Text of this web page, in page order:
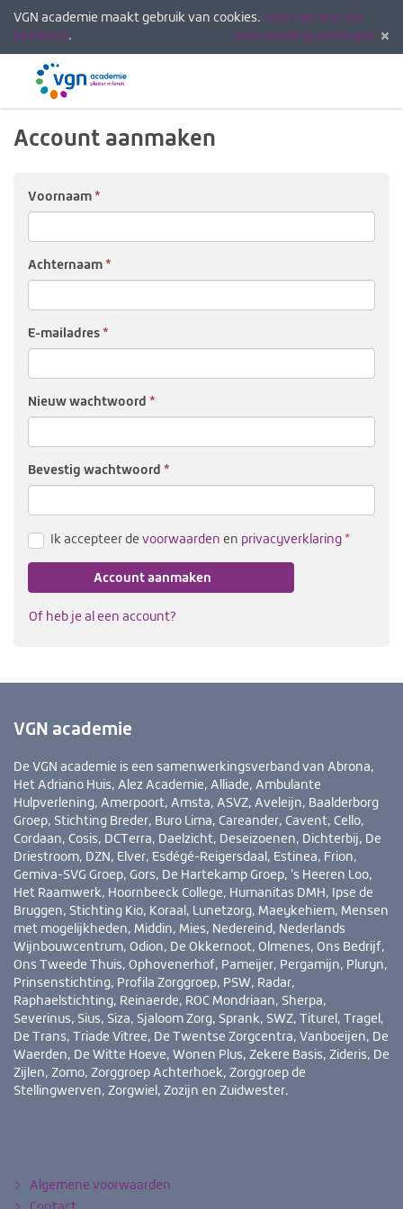
VGN academie maakt gebruik van cookies. Lees hier wat dat
betekent. Deze melding verbergen
Menu
Account aanmaken
Voor­naam
Achter­naam
E-mail­adres
Nieuw wacht­woord
Bevestig wacht­woord
Ik accepteer de voorwaarden en privacyverklaring
Account aanmaken
Of heb je al een account?
VGN academie
De VGN academie is een samenwerkingsverband van Abrona,
Het Adriano Huis, Alez Academie, Alliade, Ambulante
Hulpverlening, Amerpoort, Amsta, ASVZ, Aveleijn, Baalderborg
Groep, Stichting Breder, Buro Lima, Careander, Cavent, Cello,
Cordaan, Cosis, DCTerra, Daelzicht, Deseizoenen, Dichterbij, De
Driestroom, DZN, Elver, Esdégé-Reigersdaal, Estinea, Frion,
Gemiva-SVG Groep, Gors, De Hartekamp Groep, ’s Heeren Loo,
Het Raamwerk, Hoornbeeck College, Humanitas DMH, Ipse de
Bruggen, Stichting Kio, Koraal, Lunetzorg, Maeykehiem, Mensen
met mogelijkheden, Middin, Mies, Nedereind, Nederlands
Wijnbouwcentrum, Odion, De Okkernoot, Olmenes, Ons Bedrijf,
Ons Tweede Thuis, Ophovenerhof, Pameijer, Pergamijn, Pluryn,
Prinsenstichting, Profila Zorggroep, PSW, Radar,
Raphaelstichting, Reinaerde, ROC Mondriaan, Sherpa,
Severinus, Sius, Siza, Sjaloom Zorg, Sprank, SWZ, Titurel, Tragel,
De Trans, Triade Vitree, De Twentse Zorgcentra, Vanboeijen, De
Waerden, De Witte Hoeve, Wonen Plus, Zekere Basis, Zideris, De
Zijlen, Zomo, Zorggroep Achterhoek, Zorggroep de
Stellingwerven, Zorgwiel, Zozijn en Zuidwester.
Algemene voorwaarden